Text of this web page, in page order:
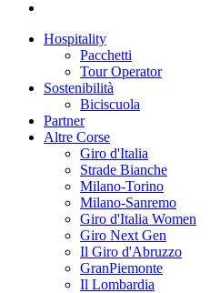
Hospitality
Pacchetti
Tour Operator
Sostenibilità
Biciscuola
Partner
Altre Corse
Giro d'Italia
Strade Bianche
Milano-Torino
Milano-Sanremo
Giro d'Italia Women
Giro Next Gen
Il Giro d'Abruzzo
GranPiemonte
Il Lombardia